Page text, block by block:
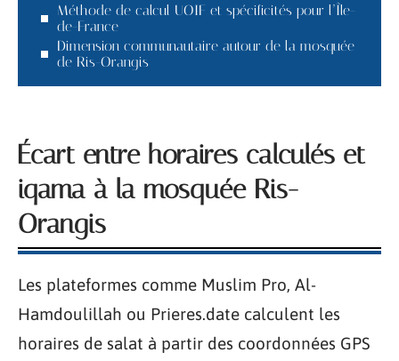
Méthode de calcul UOIF et spécificités pour l’Île-
de-France
Dimension communautaire autour de la mosquée
de Ris-Orangis
Écart entre horaires calculés et
iqama à la mosquée Ris-
Orangis
Les plateformes comme Muslim Pro, Al-
Hamdoulillah ou Prieres.date calculent les
horaires de salat à partir des coordonnées GPS